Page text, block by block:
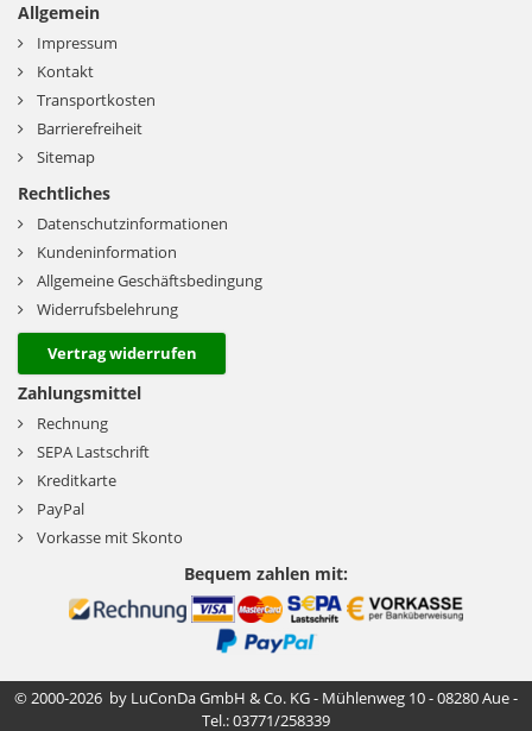
Allgemein
Impressum
Kontakt
Transportkosten
Barrierefreiheit
Sitemap
Rechtliches
Datenschutzinformationen
Kundeninformation
Allgemeine Geschäftsbedingung
Widerrufsbelehrung
Vertrag widerrufen
Zahlungsmittel
Rechnung
SEPA Lastschrift
Kreditkarte
PayPal
Vorkasse mit Skonto
Bequem zahlen mit:
© 2000-2026 by LuConDa GmbH & Co. KG - Mühlenweg 10 - 08280 Aue -
Tel.: 03771/258339